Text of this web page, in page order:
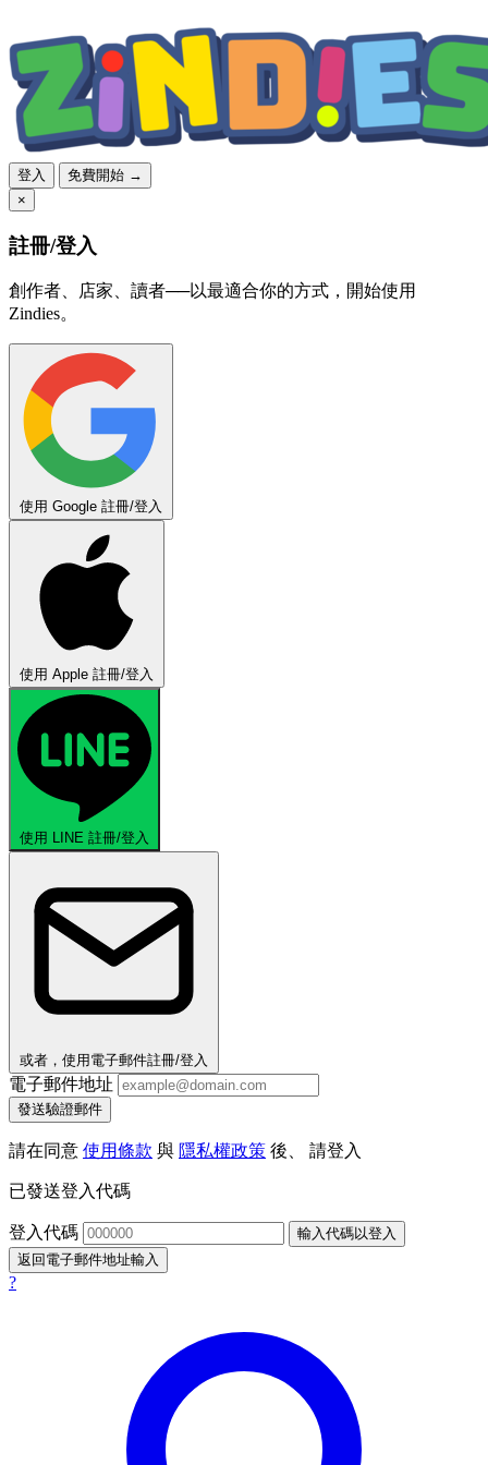
登入
免費開始 →
×
註冊/登入
創作者、店家、讀者──以最適合你的方式，開始使用
Zindies。
使用 Google 註冊/登入
使用 Apple 註冊/登入
使用 LINE 註冊/登入
或者，使用電子郵件註冊/登入
電子郵件地址
發送驗證郵件
請在同意 使用條款 與 隱私權政策 後、 請登入
已發送登入代碼
登入代碼
輸入代碼以登入
返回電子郵件地址輸入
?